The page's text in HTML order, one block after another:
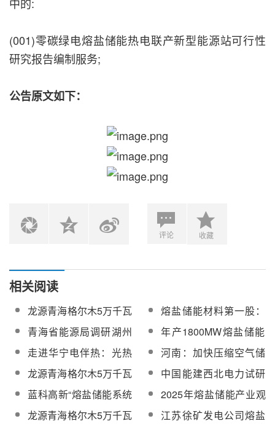
中的:
(001)零碳绿电熔盐储能热电联产新型能源站可行性
研究报告编制服务;
公告原文如下：
评论 收藏
相关阅读
龙源青海格尔木5万千瓦
熔盐储能项目铠装电加
热器（高温伴热电缆）
采购
熔盐储能材料第一股：
迪尔化工的储能雄心
青海省能源局调研湖州
熔盐储能产业链
年产1800MW熔盐储能
电加热器！华瑞电气新
工厂即将完工投产
走进华宁电伴热：光热
熔盐储能“防凝卫士”
河南：加快压缩空气储
能、熔盐储能技术创新
发展
龙源青海格尔木5万千瓦
熔盐储能项目熔盐调节
阀设备采购
中国能建西北电力试研
院中标华能西安热工院
生产项目熔盐储能系统
调试技术服务采购
蓝科高新“熔盐储能系统
高温熔盐储罐成套技术
及装备”入围“全国企业绿
2025年熔盐储能产业观
察
龙源青海格尔木5万千瓦
江苏徐矿发电公司熔盐